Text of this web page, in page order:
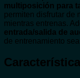
multiposición para
permiten disfrutar de
mientras entrenas.
entrada/salida de
de entrenamiento